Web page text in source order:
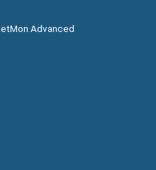
Advanced